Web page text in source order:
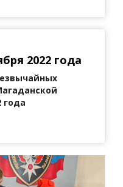
2022 года
года